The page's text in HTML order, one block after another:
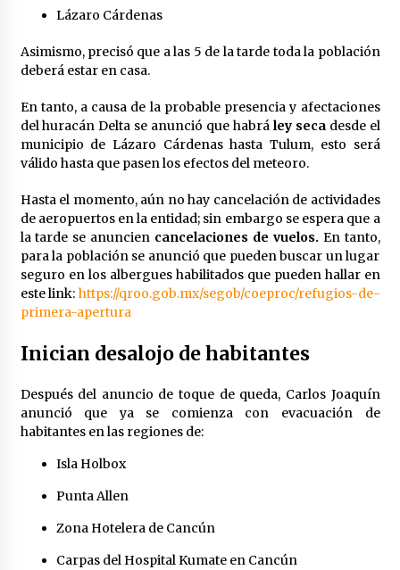
Lázaro Cárdenas
Asimismo, precisó que a las 5 de la tarde toda la población
deberá estar en casa.
En tanto, a causa de la probable presencia y afectaciones
del huracán Delta se anunció que habráley secadesde el
municipio de Lázaro Cárdenas hasta Tulum, esto será
válido hasta que pasen los efectos del meteoro.
Hasta el momento, aún no hay cancelación de actividades
de aeropuertos en la entidad; sin embargo se espera que a
la tarde se anuncien cancelaciones de vuelos. En tanto,
para la población se anunció que pueden buscar un lugar
seguro en los albergues habilitados que pueden hallar en
este link: https://qroo.gob.mx/segob/coeproc/refugios-de-
primera-apertura
Inician desalojo de habitantes
Después del anuncio de toque de queda, Carlos Joaquín
anunció que ya se comienza con evacuación de
habitantes en las regiones de:
Isla Holbox
Punta Allen
Zona Hotelera de Cancún
Carpas del Hospital Kumate en Cancún